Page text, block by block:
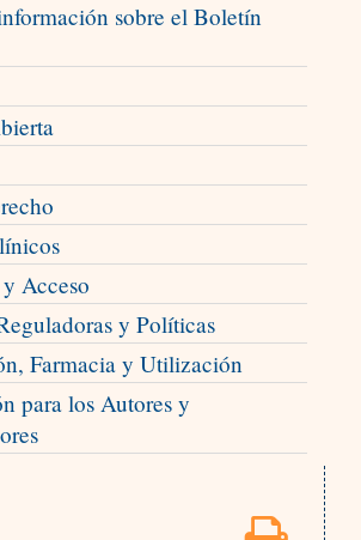
sobre el Boletín
Acceso
y Políticas
Farmacia y Utilización
para los Autores y